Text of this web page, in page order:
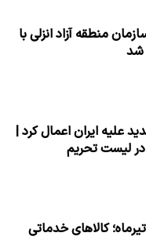
منطقه آزاد انزلی با
شد
علیه ایران اعمال کرد |
تیرماه؛ کالاهای خدماتی